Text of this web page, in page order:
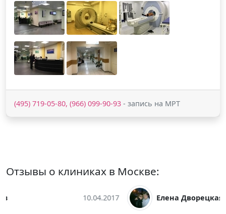
(495) 719-05-80, (966) 099-90-93 - запись на МРТ
Отзывы о клиниках в Москве:
Елена Дворецкая 10.04.2017